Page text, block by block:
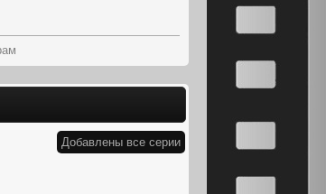
Добавлены все серии